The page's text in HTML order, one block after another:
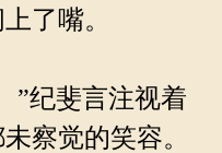
了嘴。
”纪斐言注视着
察觉的笑容。